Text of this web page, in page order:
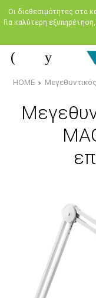
Oι διαθεσιμότητες στα
Για καλύτερη
HOME